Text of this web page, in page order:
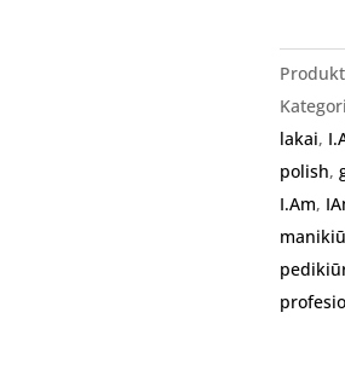
lakas
#070
Cruising,
7ml.
lakai,
polish,
I.Am,